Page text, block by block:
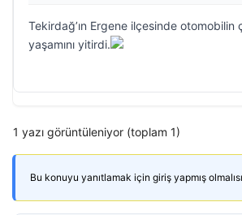
Tekirdağ’ın Ergene ilçesinde otomobilin
yaşamını yitirdi.
1 yazı görüntüleniyor (toplam 1)
Bu konuyu yanıtlamak için giriş yapmış